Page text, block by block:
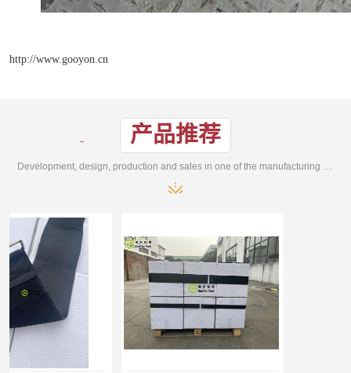
http://www.gooyon.cn
产品推荐
Development, design, production and sales in one of the manufacturing enterprises